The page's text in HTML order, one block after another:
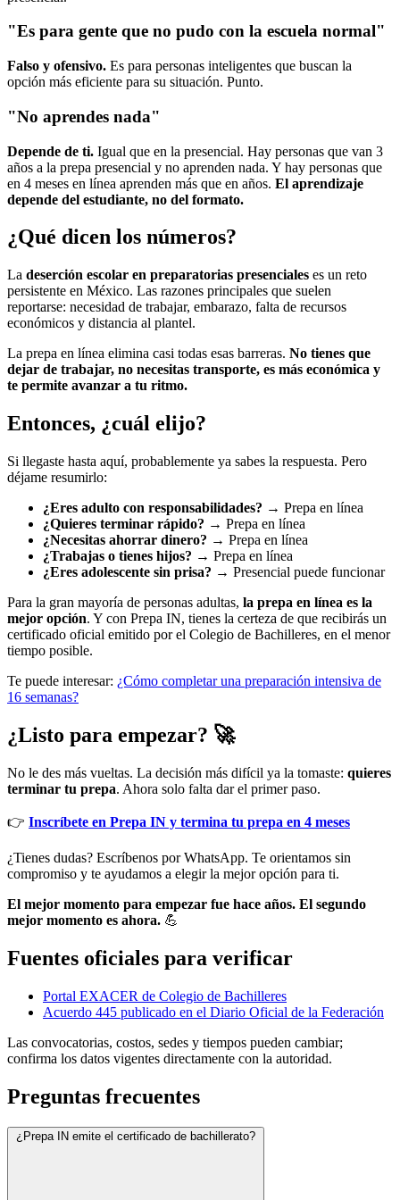
"Es para gente que no pudo con la escuela normal"
Falso y ofensivo. Es para personas inteligentes que buscan la
opción más eficiente para su situación. Punto.
"No aprendes nada"
Depende de ti. Igual que en la presencial. Hay personas que van 3
años a la prepa presencial y no aprenden nada. Y hay personas que
en 4 meses en línea aprenden más que en años. El aprendizaje
depende del estudiante, no del formato.
¿Qué dicen los números?
La deserción escolar en preparatorias presenciales es un reto
persistente en México. Las razones principales que suelen
reportarse: necesidad de trabajar, embarazo, falta de recursos
económicos y distancia al plantel.
La prepa en línea elimina casi todas esas barreras. No tienes que
dejar de trabajar, no necesitas transporte, es más económica y
te permite avanzar a tu ritmo.
Entonces, ¿cuál elijo?
Si llegaste hasta aquí, probablemente ya sabes la respuesta. Pero
déjame resumirlo:
¿Eres adulto con responsabilidades? → Prepa en línea
¿Quieres terminar rápido? → Prepa en línea
¿Necesitas ahorrar dinero? → Prepa en línea
¿Trabajas o tienes hijos? → Prepa en línea
¿Eres adolescente sin prisa? → Presencial puede funcionar
Para la gran mayoría de personas adultas, la prepa en línea es la
mejor opción. Y con Prepa IN, tienes la certeza de que recibirás un
certificado oficial emitido por el Colegio de Bachilleres, en el menor
tiempo posible.
Te puede interesar: ¿Cómo completar una preparación intensiva de
16 semanas?
¿Listo para empezar? 🚀
No le des más vueltas. La decisión más difícil ya la tomaste: quieres
terminar tu prepa. Ahora solo falta dar el primer paso.
👉 Inscríbete en Prepa IN y termina tu prepa en 4 meses
¿Tienes dudas? Escríbenos por WhatsApp. Te orientamos sin
compromiso y te ayudamos a elegir la mejor opción para ti.
El mejor momento para empezar fue hace años. El segundo
mejor momento es ahora. 💪
Fuentes oficiales para verificar
Portal EXACER de Colegio de Bachilleres
Acuerdo 445 publicado en el Diario Oficial de la Federación
Las convocatorias, costos, sedes y tiempos pueden cambiar;
confirma los datos vigentes directamente con la autoridad.
Preguntas frecuentes
¿Prepa IN emite el certificado de bachillerato?